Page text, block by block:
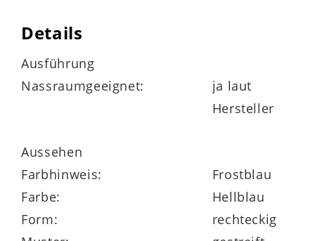
Details
Ausführung
Nassraumgeeignet:
ja laut
Hersteller
Aussehen
Farbhinweis:
Frostblau
Farbe:
Hellblau
Form:
rechteckig